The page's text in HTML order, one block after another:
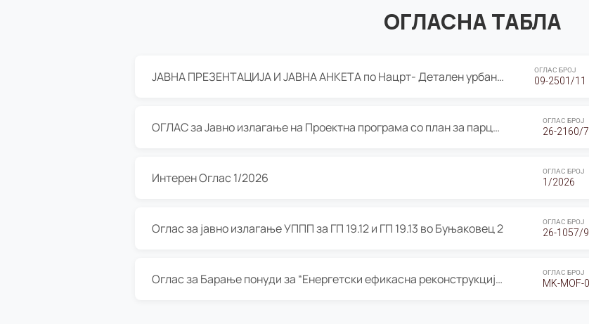
ОГЛАСНА ТАБЛА
ЈАВНА ПРЕЗЕНТАЦИЈА И ЈАВНА АНКЕТА по Нацрт- Детален урбанистички план Градска четврт Ј 05- Барутана, Општина Центар- Скопје, плански период 2025-2030 ОГЛАС БРОЈ
09-2501/11
ОГЛАС за Јавно излагање на Проектна програма со план за парцелација за Урбанистички проект со план за парцелација за спојување на ГП 20.12 и ГП 20.37 од Изменување и дополнување на Детален урбанистички план Буњаковец 2, Општина Центар – Скопје ОГЛАС БРОЈ
26-2160/7
Интерен Оглас 1/2026 ОГЛАС БРОЈ
1/2026
Оглас за јавно излагање УППП за ГП 19.12 и ГП 19.13 во Буњаковец 2 ОГЛАС БРОЈ
26-1057/9
Оглас за Барање понуди за “Енергетски ефикасна реконструкција на објектот ООУ „Св. Кирил и Методиј" ОГЛАС БРОЈ